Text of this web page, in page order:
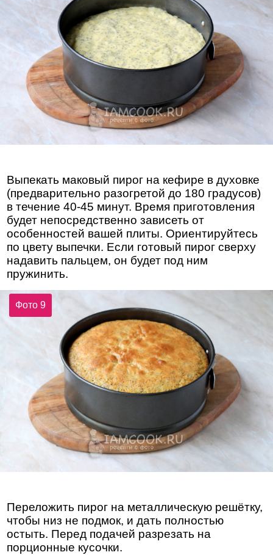
Выпекать маковый пирог на кефире в духовке
(предварительно разогретой до 180 градусов)
в течение 40-45 минут. Время приготовления
будет непосредственно зависеть от
особенностей вашей плиты. Ориентируйтесь
по цвету выпечки. Если готовый пирог сверху
надавить пальцем, он будет под ним
пружинить.
Фото 9
Переложить пирог на металлическую решётку,
чтобы низ не подмок, и дать полностью
остыть. Перед подачей разрезать на
порционные кусочки.